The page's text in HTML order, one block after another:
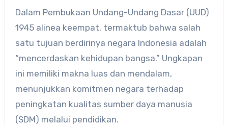
Dalam Pembukaan Undang-Undang Dasar (UUD)
1945 alinea keempat, termaktub bahwa salah
satu tujuan berdirinya negara Indonesia adalah
“mencerdaskan kehidupan bangsa.” Ungkapan
ini memiliki makna luas dan mendalam,
menunjukkan komitmen negara terhadap
peningkatan kualitas sumber daya manusia
(SDM) melalui pendidikan.